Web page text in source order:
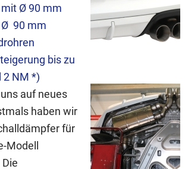
Ø 90 mm
Ø 90 mm
bis zu
2 NM *)
auf neues
haben wir
für
Modell